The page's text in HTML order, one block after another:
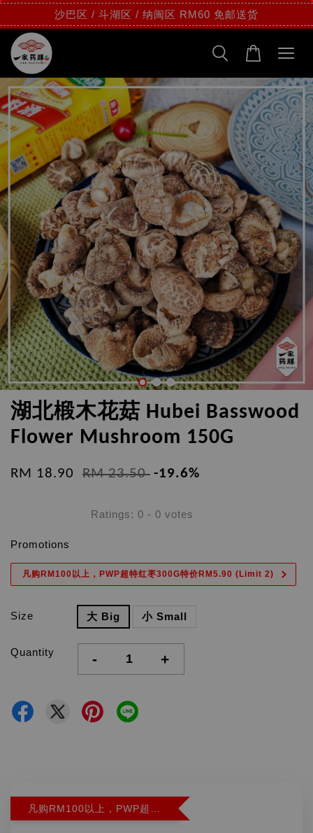
沙巴区 / 斗湖区 / 纳闽区 RM60 免邮送货
湖北椴木花菇 Hubei Basswood
Flower Mushroom 150G
RM 18.90 RM 23.50 -19.6%
Ratings: 0 - 0 votes
Promotions
凡购RM100以上，PWP超特红枣300G特价RM5.90 (Limit 2)
Size 大 Big 小 Small
Quantity - +